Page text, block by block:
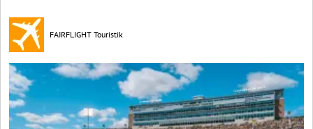
FAIRFLIGHT Touristik